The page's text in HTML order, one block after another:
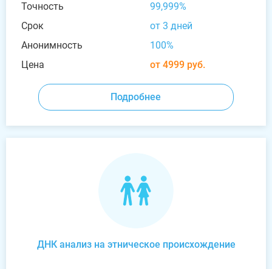
Точность
99,999%
Срок
от 3 дней
Анонимность
100%
Цена
от 4999 руб.
Подробнее
ДНК анализ на этническое происхождение